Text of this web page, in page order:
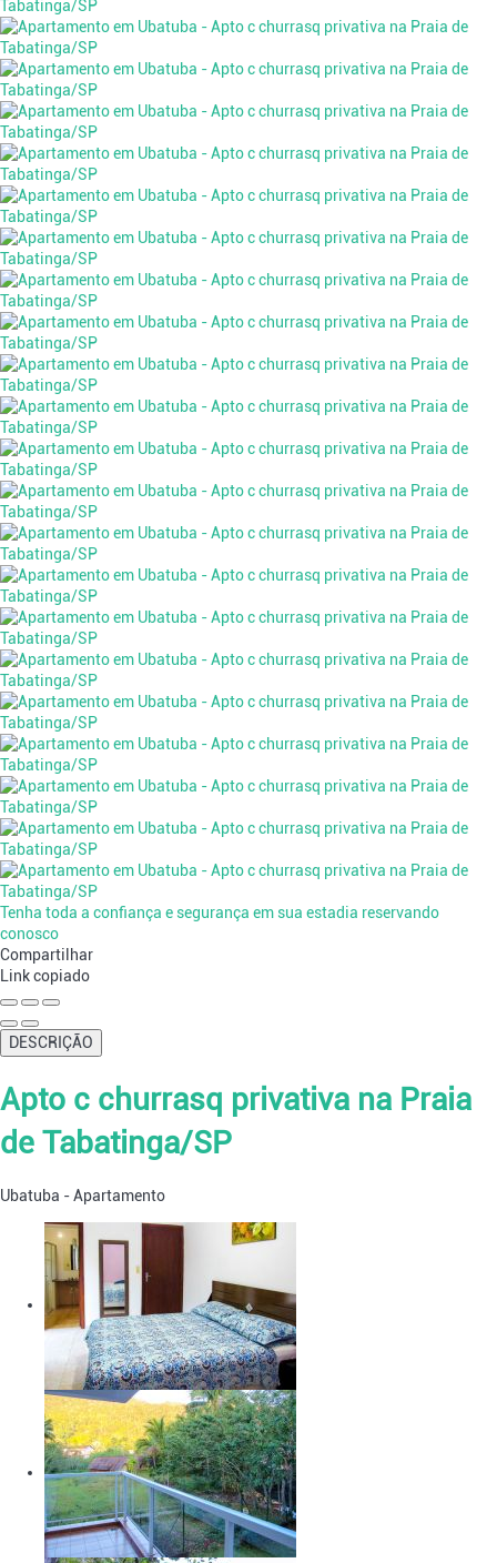
Tenha toda a confiança e segurança em sua estadia reservando
conosco
Compartilhar
Link copiado
DESCRIÇÃO
Apto c churrasq privativa na Praia
de Tabatinga/SP
Ubatuba -Apartamento